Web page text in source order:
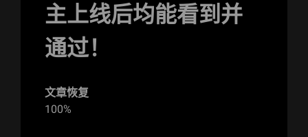
主上线后均能看到并
通过！
文章恢复
100%